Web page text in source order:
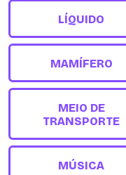
LÍQUIDO
MAMÍFERO
MEIO DE
TRANSPORTE
MÚSICA